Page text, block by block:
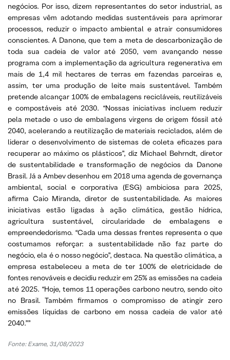
negócios. Por isso, dizem representantes do setor industrial, as
empresas vêm adotando medidas sustentáveis para aprimorar
processos, reduzir o impacto ambiental e atrair consumidores
conscientes. A Danone, que tem a meta de descarbonização de
toda sua cadeia de valor até 2050, vem avançando nesse
programa com a implementação da agricultura regenerativa em
mais de 1,4 mil hectares de terras em fazendas parceiras e,
assim, ter uma produção de leite mais sustentável. Também
pretende alcançar 100% de embalagens recicláveis, reutilizáveis
e compostáveis até 2030. “Nossas iniciativas incluem reduzir
pela metade o uso de embalagens virgens de origem fóssil até
2040, acelerando a reutilização de materiais reciclados, além de
liderar o desenvolvimento de sistemas de coleta eficazes para
recuperar ao máximo os plásticos”, diz Michael Behrndt, diretor
de sustentabilidade e transformação de negócios da Danone
Brasil. Já a Ambev desenhou em 2018 uma agenda de governança
ambiental, social e corporativa (ESG) ambiciosa para 2025,
afirma Caio Miranda, diretor de sustentabilidade. As maiores
iniciativas estão ligadas à ação climática, gestão hídrica,
agricultura sustentável, circularidade de embalagens e
empreendedorismo. “Cada uma dessas frentes representa o que
costumamos reforçar: a sustentabilidade não faz parte do
negócio, ela é o nosso negócio”, destaca. Na questão climática, a
empresa estabeleceu a meta de ter 100% de eletricidade de
fontes renováveis e decidiu reduzir em 25% as emissões na cadeia
até 2025. “Hoje, temos 11 operações carbono neutro, sendo oito
no Brasil. Também firmamos o compromisso de atingir zero
emissões líquidas de carbono em nossa cadeia de valor até
2040.””
Fonte: Exame, 31/08/2023